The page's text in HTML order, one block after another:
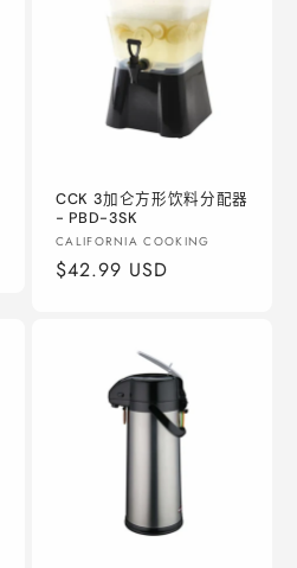
CCK 3加仑方形饮料分配器
- PBD-3SK
厂
商：
CALIFORNIA COOKING
常
$42.99 USD